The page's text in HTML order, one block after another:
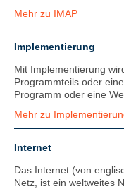
Mehr zu IMAP
Implementierung
Mit Implementierung
Programmteils oder
Programm oder eine
Mehr zu
Internet
Das Internet (von
Netz, ist ein weltweites